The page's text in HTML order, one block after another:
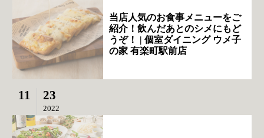
当店人気のお食事メニューをご
紹介！飲んだあとのシメにもど
うぞ！ | 個室ダイニング ウメ子
の家 有楽町駅前店
11 23
2022